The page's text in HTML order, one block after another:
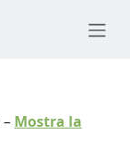
– Mostra la